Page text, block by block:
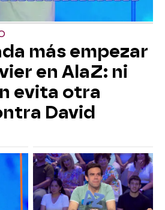
más empezar
en AlaZ: ni
evita otra
David